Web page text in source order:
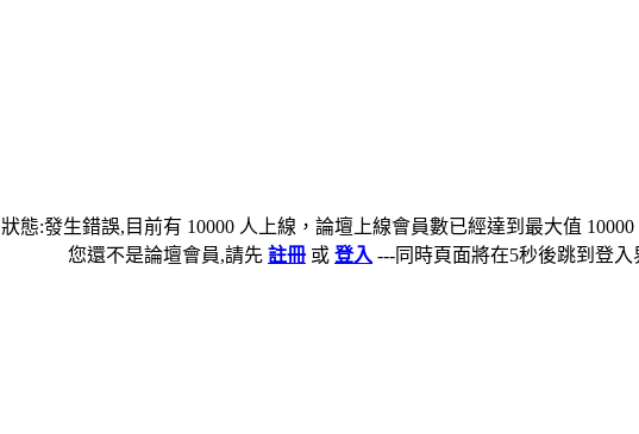
狀態:發生錯誤,目前有 10000 人上線，論壇上線會員數已經達到最大值
您還不是論壇會員,請先 註冊 或 登入 ---同時頁面將在5秒後跳到登入